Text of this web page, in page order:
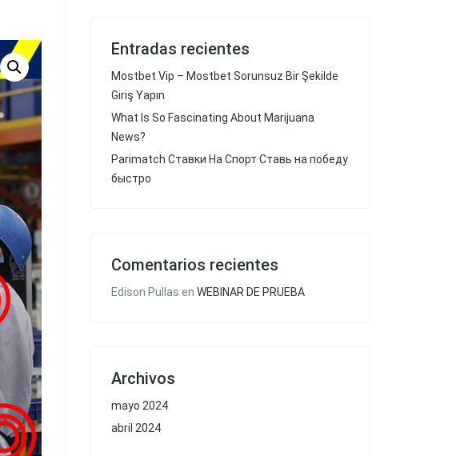
Entradas recientes
Mostbet Vip – Mostbet Sorunsuz Bir Şekilde
Giriş Yapın
What Is So Fascinating About Marijuana
News?
Parimatch Ставки На Спорт Ставь на победу
быстро
Comentarios recientes
Edison Pullas en WEBINAR DE PRUEBA
Archivos
mayo 2024
abril 2024